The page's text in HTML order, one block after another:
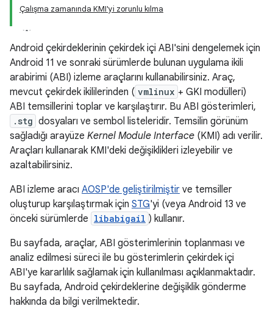
Çalışma zamanında KMI'yi zorunlu kılma
Android çekirdeklerinin çekirdek içi ABI'sini dengelemek için
Android 11 ve sonraki sürümlerde bulunan uygulama ikili
arabirimi (ABI) izleme araçlarını kullanabilirsiniz. Araç,
mevcut çekirdek ikililerinden ( vmlinux + GKI modülleri)
ABI temsillerini toplar ve karşılaştırır. Bu ABI gösterimleri,
.stg dosyaları ve sembol listeleridir. Temsilin görünüm
sağladığı arayüze Kernel Module Interface (KMI) adı verilir.
Araçları kullanarak KMI'deki değişiklikleri izleyebilir ve
azaltabilirsiniz.
ABI izleme aracı AOSP'de geliştirilmiştir ve temsiller
oluşturup karşılaştırmak için STG'yi (veya Android 13 ve
önceki sürümlerde libabigail ) kullanır.
Bu sayfada, araçlar, ABI gösterimlerinin toplanması ve
analiz edilmesi süreci ile bu gösterimlerin çekirdek içi
ABI'ye kararlılık sağlamak için kullanılması açıklanmaktadır.
Bu sayfada, Android çekirdeklerine değişiklik gönderme
hakkında da bilgi verilmektedir.